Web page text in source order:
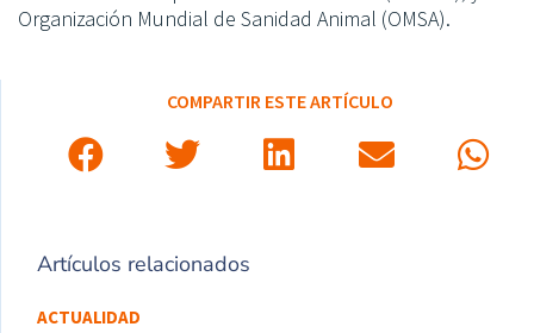
Organización Mundial de Sanidad Animal (OMSA).
COMPARTIR ESTE ARTÍCULO
Artículos relacionados
ACTUALIDAD